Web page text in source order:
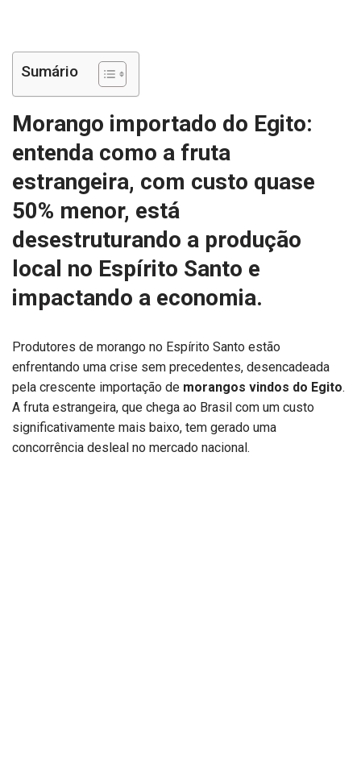
Sumário
Morango importado do Egito:
entenda como a fruta
estrangeira, com custo quase
50% menor, está
desestruturando a produção
local no Espírito Santo e
impactando a economia.
Produtores de morango no Espírito Santo estão
enfrentando uma crise sem precedentes, desencadeada
pela crescente importação de morangos vindos do Egito.
A fruta estrangeira, que chega ao Brasil com um custo
significativamente mais baixo, tem gerado uma
concorrência desleal no mercado nacional.